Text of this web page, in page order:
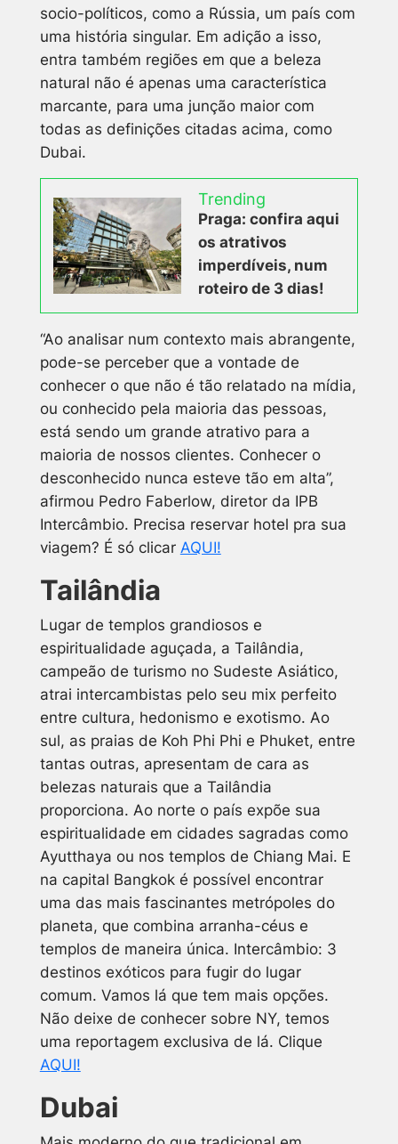
socio-políticos, como a Rússia, um país com
uma história singular. Em adição a isso,
entra também regiões em que a beleza
natural não é apenas uma característica
marcante, para uma junção maior com
todas as definições citadas acima, como
Dubai.
Trending
Praga: confira aqui
os atrativos
imperdíveis, num
roteiro de 3 dias!
“Ao analisar num contexto mais abrangente,
pode-se perceber que a vontade de
conhecer o que não é tão relatado na mídia,
ou conhecido pela maioria das pessoas,
está sendo um grande atrativo para a
maioria de nossos clientes. Conhecer o
desconhecido nunca esteve tão em alta”,
afirmou Pedro Faberlow, diretor da IPB
Intercâmbio. Precisa reservar hotel pra sua
viagem? É só clicar AQUI!
Tailândia
Lugar de templos grandiosos e
espiritualidade aguçada, a Tailândia,
campeão de turismo no Sudeste Asiático,
atrai intercambistas pelo seu mix perfeito
entre cultura, hedonismo e exotismo. Ao
sul, as praias de Koh Phi Phi e Phuket, entre
tantas outras, apresentam de cara as
belezas naturais que a Tailândia
proporciona. Ao norte o país expõe sua
espiritualidade em cidades sagradas como
Ayutthaya ou nos templos de Chiang Mai. E
na capital Bangkok é possível encontrar
uma das mais fascinantes metrópoles do
planeta, que combina arranha-céus e
templos de maneira única. Intercâmbio: 3
destinos exóticos para fugir do lugar
comum. Vamos lá que tem mais opções.
Não deixe de conhecer sobre NY, temos
uma reportagem exclusiva de lá. Clique
AQUI!
Dubai